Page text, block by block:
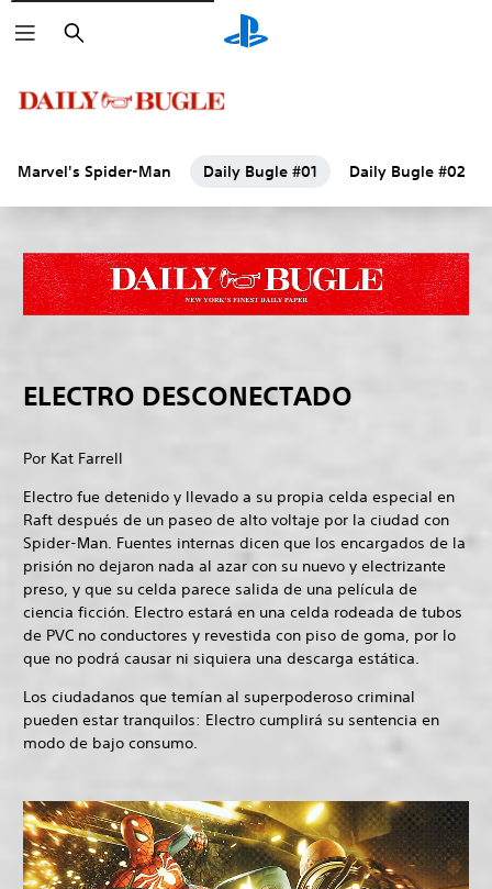
Buscar
Marvel's Spider-Man Daily Bugle #01 Daily Bugle #02
ELECTRO DESCONECTADO
Por Kat Farrell
Electro fue detenido y llevado a su propia celda especial en
Raft después de un paseo de alto voltaje por la ciudad con
Spider-Man. Fuentes internas dicen que los encargados de la
prisión no dejaron nada al azar con su nuevo y electrizante
preso, y que su celda parece salida de una película de
ciencia ficción. Electro estará en una celda rodeada de tubos
de PVC no conductores y revestida con piso de goma, por lo
que no podrá causar ni siquiera una descarga estática.
Los ciudadanos que temían al superpoderoso criminal
pueden estar tranquilos: Electro cumplirá su sentencia en
modo de bajo consumo.